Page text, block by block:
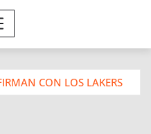
CON LOS LAKERS